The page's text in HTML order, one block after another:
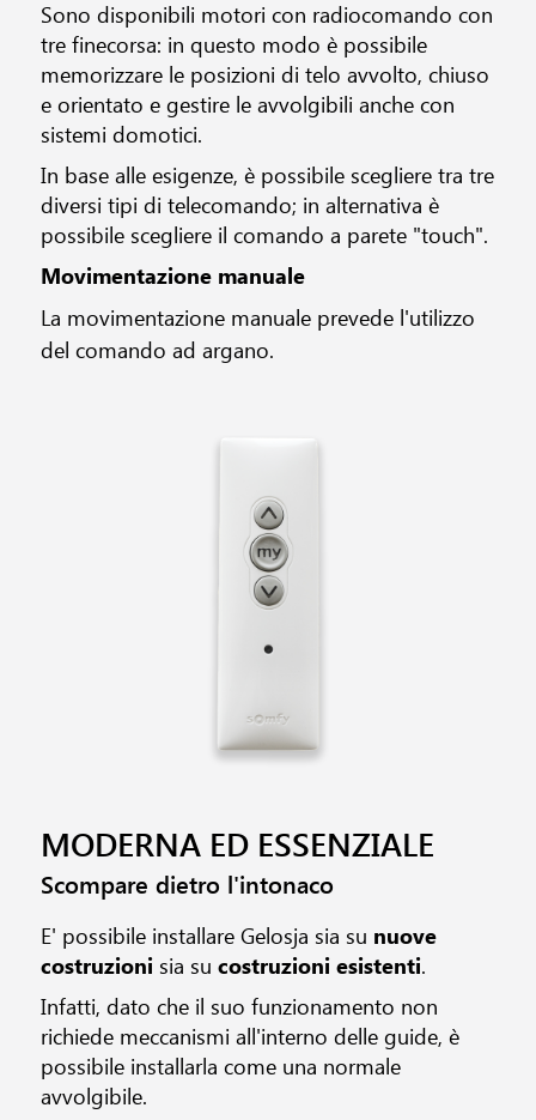
Sono disponibili motori con radiocomando con
tre finecorsa: in questo modo è possibile
memorizzare le posizioni di telo avvolto, chiuso
e orientato e gestire le avvolgibili anche con
sistemi domotici.
In base alle esigenze, è possibile scegliere tra tre
diversi tipi di telecomando; in alternativa è
possibile scegliere il comando a parete "touch".
Movimentazione manuale
La movimentazione manuale prevede l'utilizzo
del comando ad argano.
MODERNA ED ESSENZIALE
Scompare dietro l'intonaco
E' possibile installare Gelosja sia su nuove
costruzionisia su costruzioni esistenti.
Infatti, dato che il suo funzionamento non
richiede meccanismi all'interno delle guide, è
possibile installarla come una normale
avvolgibile.